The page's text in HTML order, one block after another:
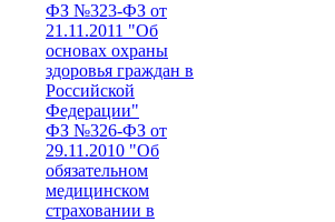
ФЗ №323-ФЗ от
21.11.2011 "Об
основах охраны
здоровья граждан в
Российской
Федерации"
ФЗ №326-ФЗ от
29.11.2010 "Об
обязательном
медицинском
страховании в